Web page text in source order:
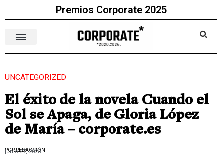
Premios Corporate 2025
UNCATEGORIZED
El éxito de la novela Cuando el
Sol se Apaga, de Gloria López
de María – corporate.es
POR REDACCIÓN
junio 27, 2023